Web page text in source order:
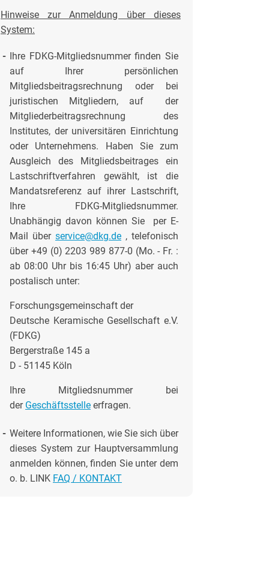
Hinweise zur Anmeldung über dieses
System:
- Ihre FDKG-Mitgliedsnummer finden Sie
auf Ihrer persönlichen
Mitgliedsbeitragsrechnung oder bei
juristischen Mitgliedern, auf der
Mitgliederbeitragsrechnung des
Institutes, der universitären Einrichtung
oder Unternehmens. Haben Sie zum
Ausgleich des Mitgliedsbeitrages ein
Lastschriftverfahren gewählt, ist die
Mandatsreferenz auf ihrer Lastschrift,
Ihre FDKG-Mitgliedsnummer.
Unabhängig davon können Sie per E-
Mail über service@dkg.de , telefonisch
über +49 (0) 2203 989 877-0 (Mo. - Fr. :
ab 08:00 Uhr bis 16:45 Uhr) aber auch
postalisch unter:
Forschungsgemeinschaft der
Deutsche Keramische Gesellschaft e.V.
(FDKG)
Bergerstraße 145 a
D - 51145 Köln
Ihre Mitgliedsnummer bei
der Geschäftsstelle erfragen.
- Weitere Informationen, wie Sie sich über
dieses System zur Hauptversammlung
anmelden können, finden Sie unter dem
o. b. LINK FAQ / KONTAKT